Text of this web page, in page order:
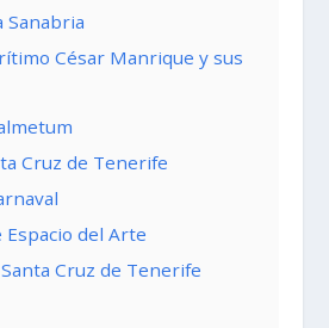
Sanabria
César Manrique y sus
Cruz de Tenerife
Espacio del Arte
Cruz de Tenerife